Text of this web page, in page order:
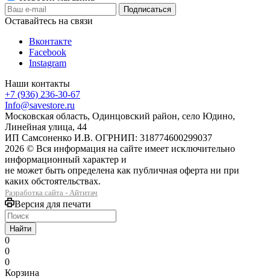
Оставайтесь на связи
Вконтакте
Facebook
Instagram
Наши контакты
+7 (936) 236-30-67
Info@savestore.ru
Московская область, Одинцовский район, село Юдино,
Линейная улица, 44
ИП Самсоненко И.В. ОГРНИП: 318774600299037
2026 © Вся информация на сайте имеет исключительно
информационный характер и
не может быть определена как публичная оферта ни при
каких обстоятельствах.
Разработка сайта - Айтитач
Версия для печати
Найти
0
0
0
Корзина